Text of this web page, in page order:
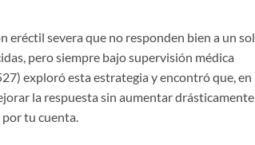
eréctil severa que no responden bien a un
pero siempre bajo supervisión médica
exploró esta estrategia y encontró que, en
la respuesta sin aumentar
por tu cuenta.